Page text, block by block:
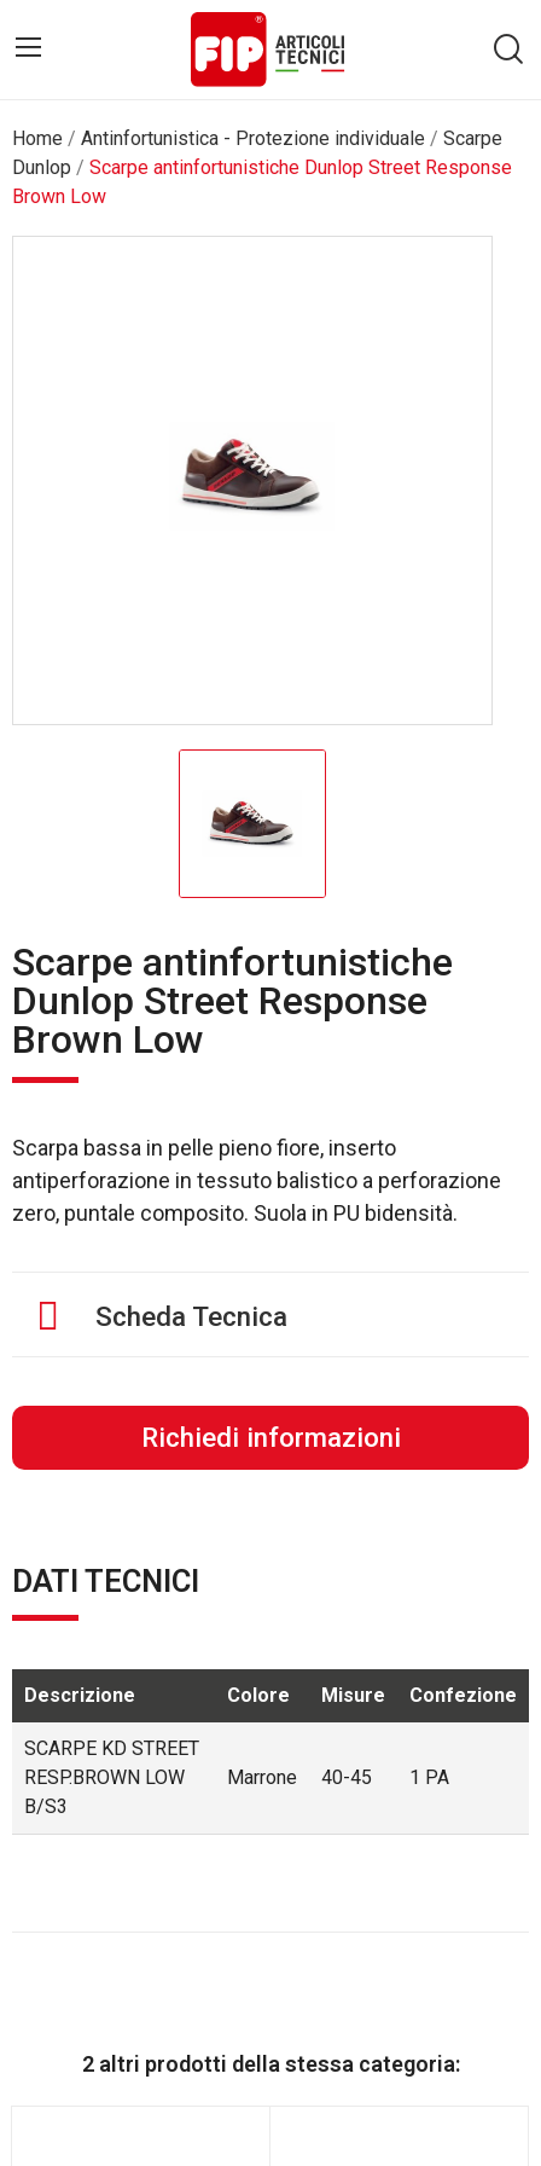
Home Antinfortunistica - Protezione individuale
Scarpe
Dunlop
Scarpe antinfortunistiche Dunlop Street Response
Brown Low
Scarpe antinfortunistiche
Dunlop Street Response
Brown Low
Scarpa bassa in pelle pieno fiore, inserto
antiperforazione in tessuto balistico a perforazione
zero, puntale composito. Suola in PU bidensità.
Scheda Tecnica
Richiedi informazioni
DATI TECNICI
Descrizione Colore Misure Confezione
SCARPE KD STREET
RESP.BROWN LOW
B/S3
Marrone 40-45 1 PA
2 altri prodotti della stessa categoria: